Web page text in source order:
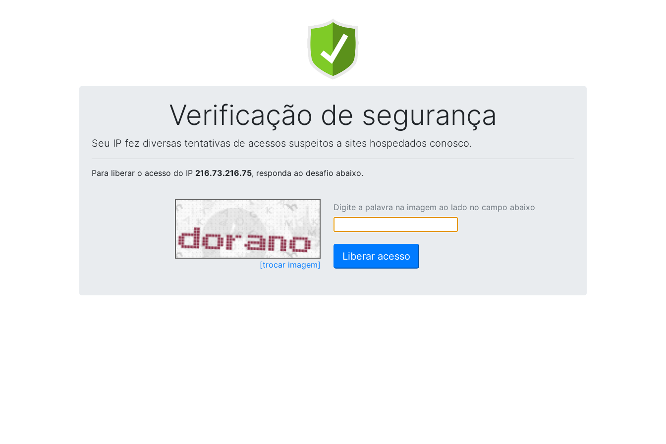
Verificação de segurança
Seu IP fez diversas tentativas de acessos suspeitos a sites hospedados conosco.
Para liberar o acesso do IP 216.73.216.75, responda ao desafio abaixo.
[trocar imagem]
Digite a palavra na imagem ao lado no campo abaixo